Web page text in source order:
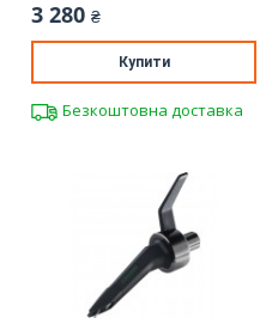
3 280 ₴
Купити
Безкоштовна доставка